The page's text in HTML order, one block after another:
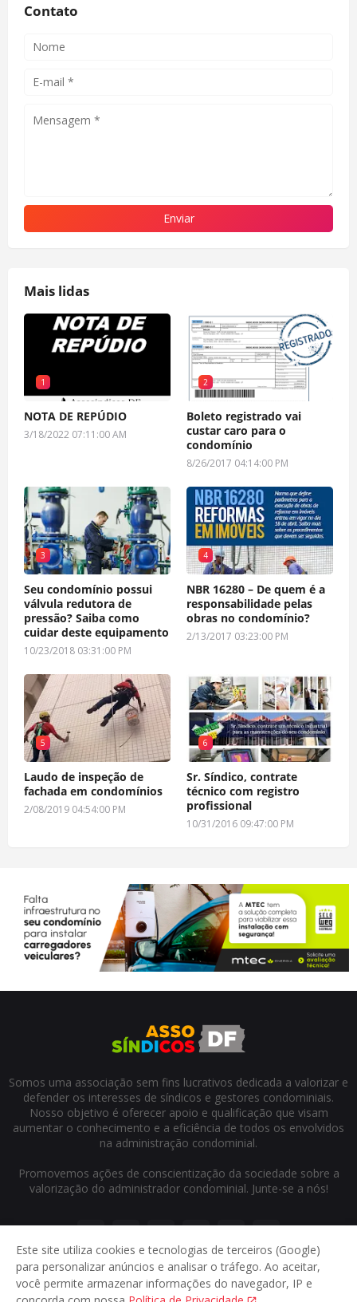
Contato
Mais lidas
1
NOTA DE REPÚDIO
3/18/2022 07:11:00 AM
2
Boleto registrado vai
custar caro para o
condomínio
8/26/2017 04:14:00 PM
3
Seu condomínio possui
válvula redutora de
pressão? Saiba como
cuidar deste equipamento
10/23/2018 03:31:00 PM
4
NBR 16280 – De quem é a
responsabilidade pelas
obras no condomínio?
2/13/2017 03:23:00 PM
5
Laudo de inspeção de
fachada em condomínios
2/08/2019 04:54:00 PM
6
Sr. Síndico, contrate
técnico com registro
profissional
10/31/2016 09:47:00 PM
Somos uma associação sem fins lucrativos dedicada a valorizar e
defender os interesses de síndicos e gestores condominiais.
Nosso objetivo é oferecer apoio e qualificação que visam
aumentar o conhecimento e a eficiência de todos os envolvidos
na administração condominial.
Promovemos ações de conscientização da sociedade sobre a
valorização do administrador condominial. Junte-se a nós!
Este site utiliza cookies e tecnologias de terceiros (Google)
para personalizar anúncios e analisar o tráfego. Ao aceitar,
você permite armazenar informações do navegador, IP e